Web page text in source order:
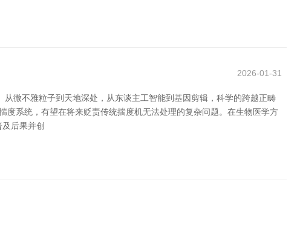
2026-01-31
微不雅粒子到天地深处，从东谈主工智能到基因剪辑，科学的跨越正畴
系统，有望在将来贬责传统揣度机无法处理的复杂问题。在生物医学方
后果并创